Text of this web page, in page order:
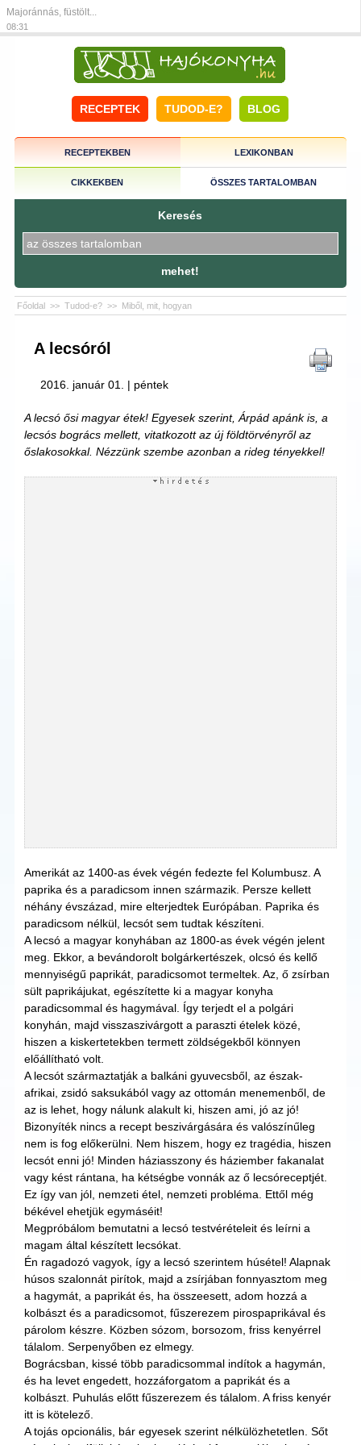
Majoránnás, füstölt...
08:31
RECEPTEK TUDOD-E? BLOG
RECEPTEKBEN LEXIKONBAN
CIKKEKBEN ÖSSZES TARTALOMBAN
Keresés
mehet!
Főoldal >> Tudod-e? >> Miből, mit, hogyan
A lecsóról
2016. január 01. | péntek
A lecsó ősi magyar étek! Egyesek szerint, Árpád apánk is, a
lecsós bogrács mellett, vitatkozott az új földtörvényről az
őslakosokkal. Nézzünk szembe azonban a rideg tényekkel!
Amerikát az 1400-as évek végén fedezte fel Kolumbusz. A
paprika és a paradicsom innen származik. Persze kellett
néhány évszázad, mire elterjedtek Európában. Paprika és
paradicsom nélkül, lecsót sem tudtak készíteni.
A lecsó a magyar konyhában az 1800-as évek végén jelent
meg. Ekkor, a bevándorolt bolgárkertészek, olcsó és kellő
mennyiségű paprikát, paradicsomot termeltek. Az, ő zsírban
sült paprikájukat, egészítette ki a magyar konyha
paradicsommal és hagymával. Így terjedt el a polgári
konyhán, majd visszaszivárgott a paraszti ételek közé,
hiszen a kiskertetekben termett zöldségekből könnyen
előállítható volt.
A lecsót származtatják a balkáni gyuvecsből, az észak-
afrikai, zsidó saksukából vagy az ottomán menemenből, de
az is lehet, hogy nálunk alakult ki, hiszen ami, jó az jó!
Bizonyíték nincs a recept beszivárgására és valószínűleg
nem is fog előkerülni. Nem hiszem, hogy ez tragédia, hiszen
lecsót enni jó! Minden háziasszony és háziember fakanalat
vagy kést rántana, ha kétségbe vonnák az ő lecsóreceptjét.
Ez így van jól, nemzeti étel, nemzeti probléma. Ettől még
békével ehetjük egymáséit!
Megpróbálom bemutatni a lecsó testvérételeit és leírni a
magam által készített lecsókat.
Én ragadozó vagyok, így a lecsó szerintem húsétel! Alapnak
húsos szalonnát pirítok, majd a zsírjában fonnyasztom meg
a hagymát, a paprikát és, ha összeesett, adom hozzá a
kolbászt és a paradicsomot, fűszerezem pirospaprikával és
párolom készre. Közben sózom, borsozom, friss kenyérrel
tálalom. Serpenyőben ez elmegy.
Bográcsban, kissé több paradicsommal indítok a hagymán,
és ha levet engedett, hozzáforgatom a paprikát és a
kolbászt. Puhulás előtt fűszerezem és tálalom. A friss kenyér
itt is kötelező.
A tojás opcionális, bár egyesek szerint nélkülözhetetlen. Sőt